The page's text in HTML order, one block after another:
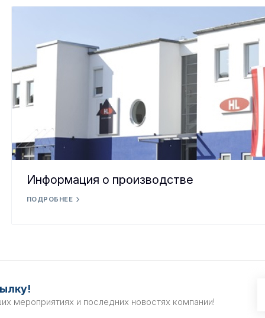
Информация о производстве
ПОДРОБНЕЕ
мероприятиях и последних новостях компании!